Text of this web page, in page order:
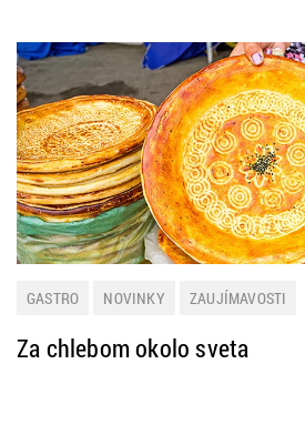
GASTRO NOVINKY ZAUJÍMAVOSTI
Za chlebom okolo sveta